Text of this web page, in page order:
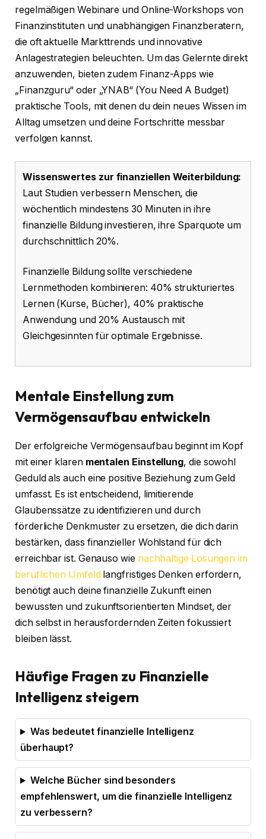
regelmäßigen Webinare und Online-Workshops von
Finanzinstituten und unabhängigen Finanzberatern,
die oft aktuelle Markttrends und innovative
Anlagestrategien beleuchten. Um das Gelernte direkt
anzuwenden, bieten zudem Finanz-Apps wie
„Finanzguru“ oder „YNAB“ (You Need A Budget)
praktische Tools, mit denen du dein neues Wissen im
Alltag umsetzen und deine Fortschritte messbar
verfolgen kannst.
Wissenswertes zur finanziellen Weiterbildung:
Laut Studien verbessern Menschen, die
wöchentlich mindestens 30 Minuten in ihre
finanzielle Bildung investieren, ihre Sparquote um
durchschnittlich 20%.
Finanzielle Bildung sollte verschiedene
Lernmethoden kombinieren: 40% strukturiertes
Lernen (Kurse, Bücher), 40% praktische
Anwendung und 20% Austausch mit
Gleichgesinnten für optimale Ergebnisse.
Mentale Einstellung zum
Vermögensaufbau entwickeln
Der erfolgreiche Vermögensaufbau beginnt im Kopf
mit einer klaren mentalen Einstellung, die sowohl
Geduld als auch eine positive Beziehung zum Geld
umfasst. Es ist entscheidend, limitierende
Glaubenssätze zu identifizieren und durch
förderliche Denkmuster zu ersetzen, die dich darin
bestärken, dass finanzieller Wohlstand für dich
erreichbar ist. Genauso wie nachhaltige Lösungen im
beruflichen Umfeld langfristiges Denken erfordern,
benötigt auch deine finanzielle Zukunft einen
bewussten und zukunftsorientierten Mindset, der
dich selbst in herausfordernden Zeiten fokussiert
bleiben lässt.
Häufige Fragen zu Finanzielle
Intelligenz steigern
Was bedeutet finanzielle Intelligenz
überhaupt?
Welche Bücher sind besonders
empfehlenswert, um die finanzielle Intelligenz
zu verbessern?